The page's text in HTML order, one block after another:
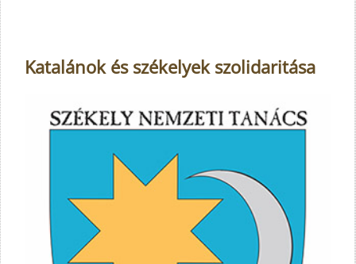
Katalánok és székelyek szolidaritása